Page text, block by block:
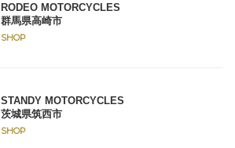
RODEO MOTORCYCLES
群馬県高崎市
SHOP
STANDY MOTORCYCLES
茨城県筑西市
SHOP